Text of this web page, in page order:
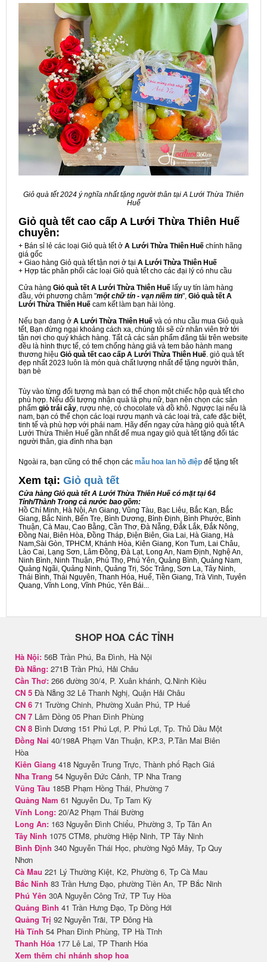
Giỏ quà tết 2024 ý nghĩa nhất tặng người thân tại A Lưới Thừa Thiên
Huế
Giỏ quà tết cao cấp A Lưới Thừa Thiên Huế
chuyên:
+ Bán sỉ lẻ các loại Giỏ quà tết ở A Lưới Thừa Thiên Huế chính hãng
giá gốc
+ Giao hàng Giỏ quà tết tận nơi ở tại A Lưới Thừa Thiên Huế
+ Hợp tác phân phối các loại Giỏ quà tết cho các đại lý có nhu cầu
Cửa hàng Giỏ quà tết A Lưới Thừa Thiên Huế lấy uy tín làm hàng
đầu, với phương châm "một chữ tín - vạn niềm tin", Giỏ quà tết A
Lưới Thừa Thiên Huế cam kết làm bạn hài lòng.
Nếu bạn đang ở A Lưới Thừa Thiên Huế và có nhu cầu mua Giỏ quà
tết, Bạn đừng ngại khoảng cách xa, chúng tôi sẽ cử nhân viên trở tới
tận nơi cho quý khách hàng. Tất cả các sản phẩm đăng tải trên website
đều là hình thực tế, có tem chống hàng giả và tem bảo hành mang
thương hiệu Giỏ quà tết cao cấp A Lưới Thừa Thiên Huế. giỏ quà tết
đẹp nhất 2023 luôn là món quà chất lượng nhất để tặng người thân,
bạn bè
Tùy vào từng đối tượng mà bạn có thể chọn một chiếc hộp quà tết cho
phù hợp. Nếu đối tượng nhận quà là phụ nữ, bạn nên chọn các sản
phẩm giỏ trái cây, rượu nhẹ, có chocolate và đồ khô. Ngược lại nếu là
nam, bạn có thể chọn các loại rượu mạnh và các loại trà, cafe đặc biệt,
tinh tế và phù hợp với phái nam. Hãy đến ngay cửa hàng giỏ quà tết A
Lưới Thừa Thiên Huế gần nhất để mua ngay giỏ quà tết tặng đối tác
người thân, gia đình nha bạn
Ngoài ra, bạn cũng có thể chọn các mẫu hoa lan hồ điệp để tặng tết
Xem tại: Giỏ quà tết
Cửa hàng Giỏ quà tết A Lưới Thừa Thiên Huế có mặt tại 64
Tỉnh/Thành Trong cả nước bao gồm:
Hồ Chí Minh, Hà Nội, An Giang, Vũng Tàu, Bạc Liêu, Bắc Kạn, Bắc
Giang, Bắc Ninh, Bến Tre, Bình Dương, Bình Định, Bình Phước, Bình
Thuận, Cà Mau, Cao Bằng, Cần Thơ, Đà Nẵng, Đắk Lắk, Đắk Nông,
Đồng Nai, Biên Hòa, Đồng Tháp, Điện Biên, Gia Lai, Hà Giang, Hà
Nam,Sài Gòn, TPHCM, Khánh Hòa, Kiên Giang, Kon Tum, Lai Châu,
Lào Cai, Lạng Sơn, Lâm Đồng, Đà Lạt, Long An, Nam Định, Nghệ An,
Ninh Bình, Ninh Thuận, Phú Thọ, Phú Yên, Quảng Bình, Quảng Nam,
Quảng Ngãi, Quảng Ninh, Quảng Trị, Sóc Trăng, Sơn La, Tây Ninh,
Thái Bình, Thái Nguyên, Thanh Hóa, Huế, Tiền Giang, Trà Vinh, Tuyên
Quang, Vĩnh Long, Vĩnh Phúc, Yên Bái...
SHOP HOA CÁC TỈNH
Hà Nội: 56B Trần Phú, Ba Đình, Hà Nội
Đà Nẵng: 271B Trần Phú, Hải Châu
Cần Thơ: 266 đường 30/4, P. Xuân khánh, Q.Ninh Kiều
CN 5 Đà Nẵng 32 Lê Thanh Nghị, Quận Hải Châu
CN 6 71 Trường Chinh, Phường Xuân Phú, TP Huế
CN 7 Lâm Đồng 05 Phan Đình Phùng
CN 8 Bình Dương 151 Phú Lợi, P. Phú Lợi, Tp. Thủ Dầu Một
Đồng Nai 40/198A Phạm Văn Thuận, KP.3, P.Tân Mai Biên
Hòa
Kiên Giang 418 Nguyễn Trung Trực, Thành phố Rạch Giá
Nha Trang 54 Nguyễn Đức Cảnh, TP Nha Trang
Vũng Tàu 185B Phạm Hồng Thái, Phường 7
Quảng Nam 61 Nguyễn Du, Tp Tam Kỳ
Vĩnh Long: 20/A2 Phạm Thái Bường
Long An: 163 Nguyễn Đình Chiểu, Phường 3, Tp Tân An
Tây Ninh 1075 CTM8, phường Hiệp Ninh, TP Tây Ninh
Bình Định 340 Nguyễn Thái Học, phường Ngô Mây, Tp Quy
Nhơn
Cà Mau 221 Lý Thường Kiệt, K2, Phường 6, Tp Cà Mau
Bắc Ninh 83 Trần Hưng Đạo, phường Tiền An, TP Bắc Ninh
Phú Yên 30A Nguyễn Công Trứ, TP Tuy Hòa
Quảng Bình 41 Trần Hưng Đạo, Tp Đồng Hới
Quảng Trị 92 Nguyễn Trãi, TP Đông Hà
Hà Tĩnh 54 Phan Đình Phùng, TP Hà Tĩnh
Thanh Hóa 177 Lê Lai, TP Thanh Hóa
Xem thêm chi nhánh shop hoa